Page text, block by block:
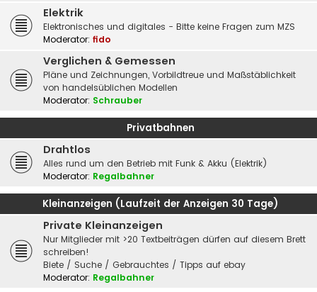
Elektrik
Elektronisches und digitales - Bitte keine Fragen zum MZS
Moderator: fido
Verglichen & Gemessen
Pläne und Zeichnungen, Vorbildtreue und Maßstäblichkeit
von handelsüblichen Modellen
Moderator: Schrauber
Privatbahnen
Drahtlos
Alles rund um den Betrieb mit Funk & Akku (Elektrik)
Moderator: Regalbahner
Kleinanzeigen (Laufzeit der Anzeigen 30 Tage)
Private Kleinanzeigen
Nur Mitglieder mit >20 Textbeiträgen dürfen auf diesem Brett
schreiben!
Biete / Suche / Gebrauchtes / Tipps auf ebay
Moderator: Regalbahner